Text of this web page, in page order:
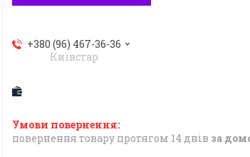
+380 (96) 467-36-36
Київстар
повернення товару протягом 14 днів за